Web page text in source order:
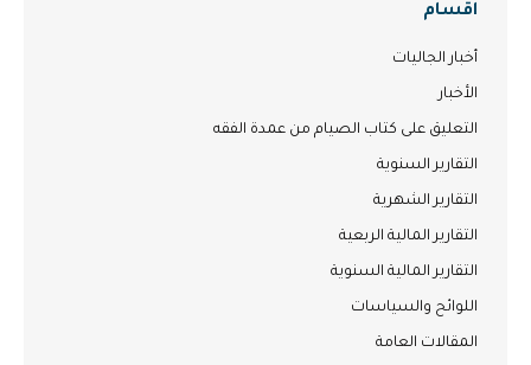
اقسام
أخبار الجاليات
الأخبار
التعليق على كتاب الصيام من عمدة الفقه
التقارير السنوية
التقارير الشهرية
التقارير المالية الربعية
التقارير المالية السنوية
اللوائح والسياسات
المقالات العامة